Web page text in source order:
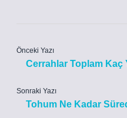
Önceki Yazı
Cerrahlar Toplam Kaç
Sonraki Yazı
Tohum Ne Kadar